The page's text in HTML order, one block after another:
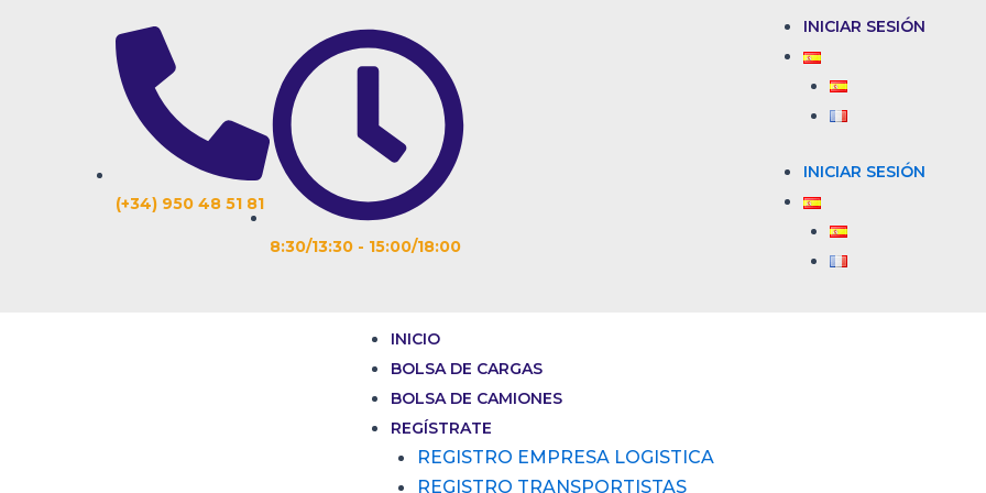
(+34) 950 48 51 81
8:30/13:30 - 15:00/18:00
INICIAR SESIÓN
INICIAR SESIÓN
INICIO
BOLSA DE CARGAS
BOLSA DE CAMIONES
REGÍSTRATE
REGISTRO EMPRESA LOGISTICA
REGISTRO TRANSPORTISTAS
de
entradas